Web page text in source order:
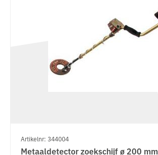
Artikelnr: 344004
Metaaldetector zoekschijf ø 200 mm